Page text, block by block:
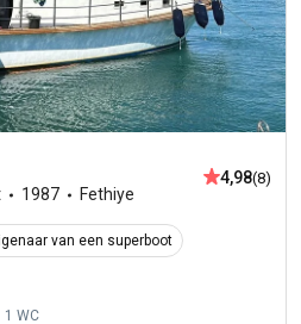
1987 Fethiye
4,98(8)
van een superboot
1 WC